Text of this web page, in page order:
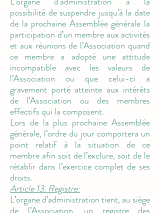
possibilité de suspendre jusqu’à la date
de la prochaine Assemblée générale la
participation d’un membre aux activités
et aux réunions de l’Association quand
ce membre a adopté une attitude
incompatible avec les valeurs de
l’Association ou que celui-ci a
gravement porté atteinte aux intérêts
de l’Association ou des membres
effectifs qui la composent.
Lors de la plus prochaine Assemblée
générale, l’ordre du jour comportera un
point relatif à la situation de ce
membre afin soit de l’exclure, soit de le
rétablir dans l’exercice complet de ses
droits.
Article 13. Registre:
L’organe d’administration tient, au siège